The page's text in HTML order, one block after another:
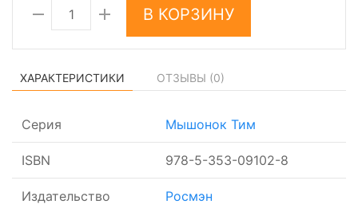
В КОРЗИНУ
ХАРАКТЕРИСТИКИ ОТЗЫВЫ (0)
Серия Мышонок Тим
ISBN 978-5-353-09102-8
Издательство Росмэн